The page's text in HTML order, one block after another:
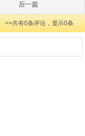
后一篇
>>共有0条评论，显示0条